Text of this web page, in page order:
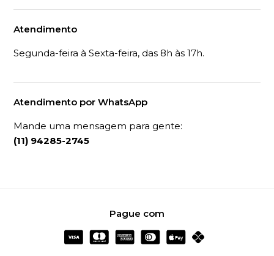
Atendimento
Segunda-feira à Sexta-feira, das 8h às 17h.
Atendimento por WhatsApp
Mande uma mensagem para gente:
(11) 94285-2745
Pague com